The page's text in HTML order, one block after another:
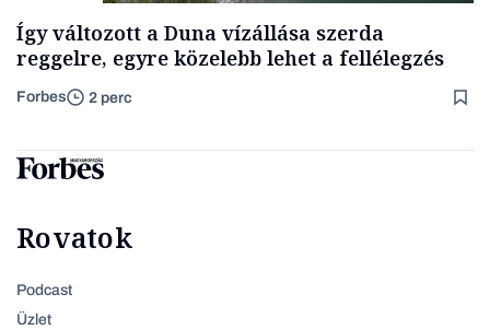
Így változott a Duna vízállása szerda
reggelre, egyre közelebb lehet a fellélegzés
Forbes 2 perc
Rovatok
Podcast
Üzlet